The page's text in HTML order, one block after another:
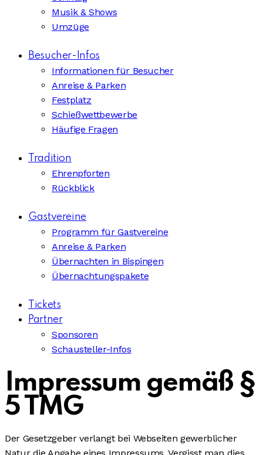
Musik & Shows
Umzüge
Besucher-Infos
Informationen für Besucher
Anreise & Parken
Festplatz
Schießwettbewerbe
Häufige Fragen
Tradition
Ehrenpforten
Rückblick
Gastvereine
Programm für Gastvereine
Anreise & Parken
Übernachten in Bispingen
Übernachtungspakete
Tickets
Partner
Sponsoren
Schausteller-Infos
Impressum gemäß §
5 TMG
Der Gesetzgeber verlangt bei Webseiten gewerblicher